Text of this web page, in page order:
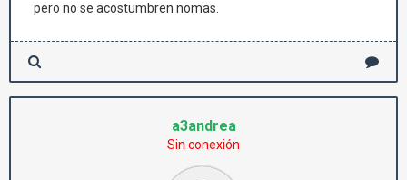
pero no se acostumbren nomas.
a3andrea
Sin conexión